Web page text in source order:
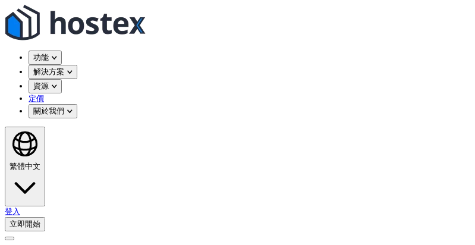
功能
解決方案
資源
定價
關於我們
繁體中文
登入
立即開始